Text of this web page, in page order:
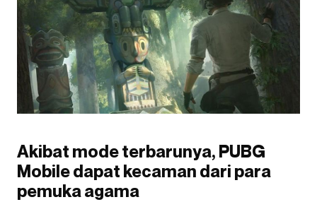
Akibat mode terbarunya, PUBG
Mobile dapat kecaman dari para
pemuka agama